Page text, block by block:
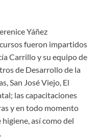
Yáñez
fueron impartidos
Carrillo y su equipo de
de Desarrollo de la
San José Viejo, El
las capacitaciones
y en todo momento
así como del